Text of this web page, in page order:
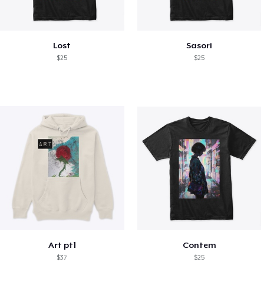
Lost
$25
Sasori
$25
Art pt1
$37
Contem
$25